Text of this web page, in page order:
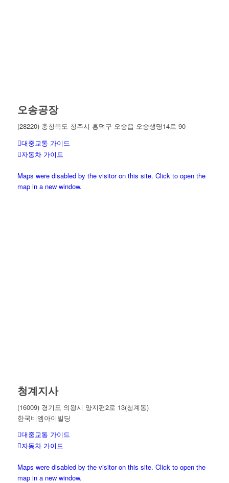
오송공장
(28220) 충청북도 청주시 흥덕구 오송읍 오송생명14로 90
대중교통 가이드
자동차 가이드
Maps were disabled by the visitor on this site. Click to open the
map in a new window.
청계지사
(16009) 경기도 의왕시 양지편2로 13(청계동)
한국비엠아이빌딩
대중교통 가이드
자동차 가이드
Maps were disabled by the visitor on this site. Click to open the
map in a new window.